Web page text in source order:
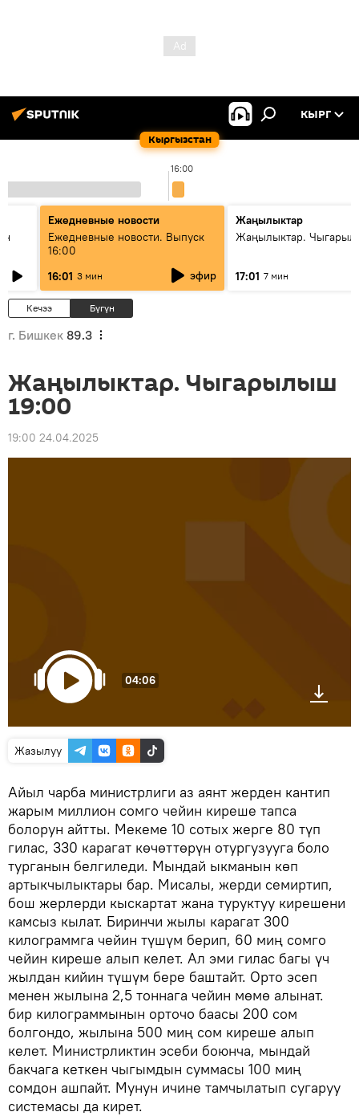
Кыргызстан
КЫРГ
16:00
Ежедневные новости
Ежедневные новости. Выпуск
16:00
16:01 3 мин эфир
Жаңылыктар
Жаңылыктар.
17:01 7 мин
Кечээ Бүгүн
г. Бишкек 89.3
Жаңылыктар. Чыгарылыш
19:00
19:00 24.04.2025
04:06
Жазылуу
Айыл чарба министрлиги аз аянт жерден кантип
жарым миллион сомго чейин киреше тапса
болорун айтты. Мекеме 10 сотых жерге 80 түп
гилас, 330 карагат көчөттөрүн отургузууга боло
турганын белгиледи. Мындай ыкманын көп
артыкчылыктары бар. Мисалы, жерди семиртип,
бош жерлерди кыскартат жана туруктуу кирешени
камсыз кылат. Биринчи жылы карагат 300
килограммга чейин түшүм берип, 60 миң сомго
чейин киреше алып келет. Ал эми гилас багы үч
жылдан кийин түшүм бере баштайт. Орто эсеп
менен жылына 2,5 тоннага чейин мөмө алынат.
бир килограммынын орточо баасы 200 сом
болгондо, жылына 500 миң сом киреше алып
келет. Министрликтин эсеби боюнча, мындай
бакчага кеткен чыгымдын суммасы 100 миң
сомдон ашпайт. Мунун ичине тамчылатып сугаруу
системасы да кирет.